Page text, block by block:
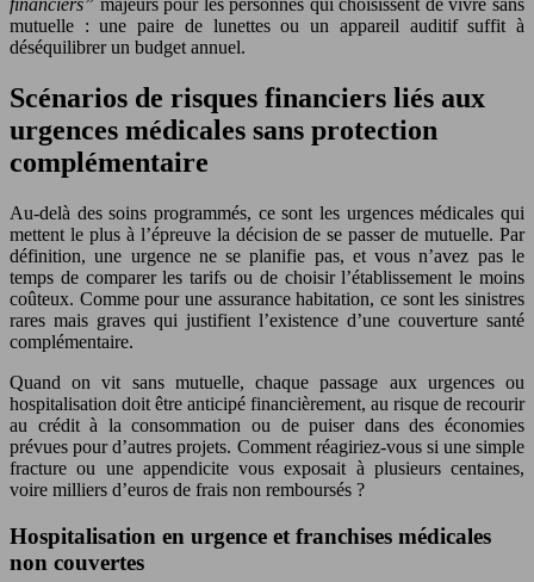
financiers” majeurs pour les personnes qui choisissent de vivre sans
mutuelle : une paire de lunettes ou un appareil auditif suffit à
déséquilibrer un budget annuel.
Scénarios de risques financiers liés aux
urgences médicales sans protection
complémentaire
Au-delà des soins programmés, ce sont les urgences médicales qui
mettent le plus à l’épreuve la décision de se passer de mutuelle. Par
définition, une urgence ne se planifie pas, et vous n’avez pas le
temps de comparer les tarifs ou de choisir l’établissement le moins
coûteux. Comme pour une assurance habitation, ce sont les sinistres
rares mais graves qui justifient l’existence d’une couverture santé
complémentaire.
Quand on vit sans mutuelle, chaque passage aux urgences ou
hospitalisation doit être anticipé financièrement, au risque de recourir
au crédit à la consommation ou de puiser dans des économies
prévues pour d’autres projets. Comment réagiriez-vous si une simple
fracture ou une appendicite vous exposait à plusieurs centaines,
voire milliers d’euros de frais non remboursés ?
Hospitalisation en urgence et franchises médicales
non couvertes